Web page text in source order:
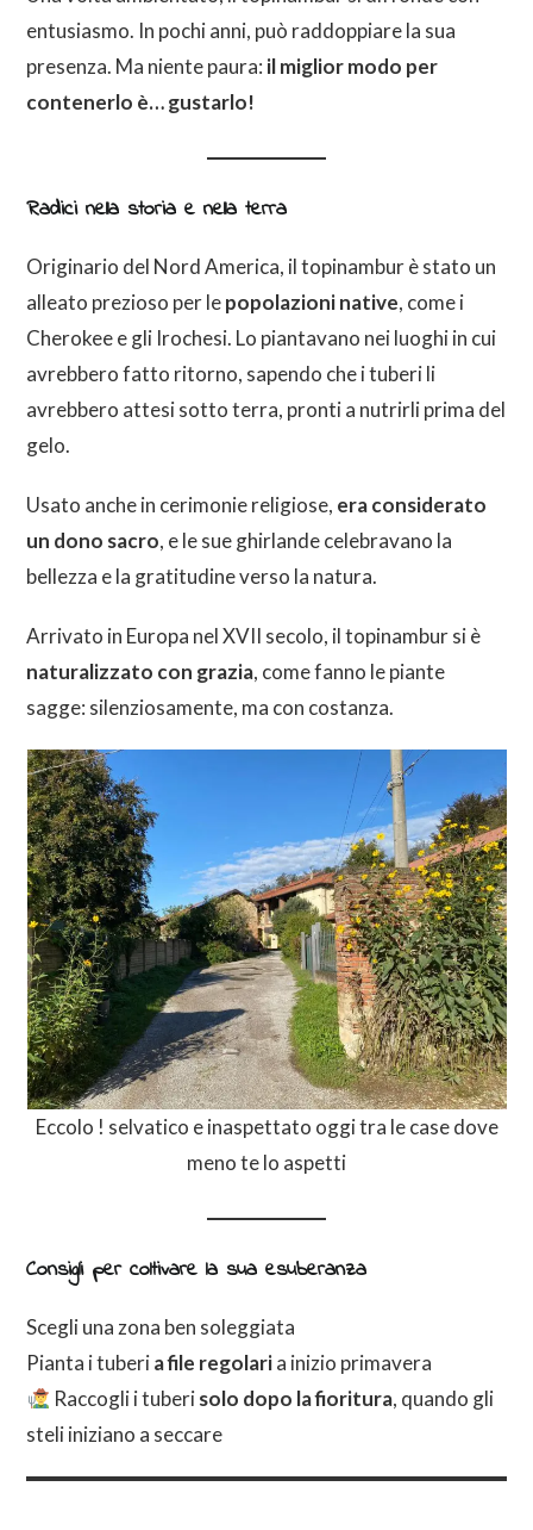
entusiasmo. In pochi anni, può raddoppiare la sua
presenza. Ma niente paura: il miglior modo per
contenerlo è… gustarlo!
Radici nella storia e nella terra
Originario del Nord America, il topinambur è stato un
alleato prezioso per lepopolazioni native, come i
Cherokee e gli Irochesi. Lo piantavano nei luoghi in cui
avrebbero fatto ritorno, sapendo che i tuberi li
avrebbero attesi sotto terra, pronti a nutrirli prima del
gelo.
Usato anche in cerimonie religiose, era considerato
un dono sacro, e le sue ghirlande celebravano la
bellezza e la gratitudine verso la natura.
Arrivato in Europa nel XVII secolo, il topinambur si è
naturalizzato con grazia, come fanno le piante
sagge: silenziosamente, ma con costanza.
Eccolo ! selvatico e inaspettato oggi tra le case dove
meno te lo aspetti
Consigli per coltivare la sua esuberanza
Scegli una zona ben soleggiata
Pianta i tuberia file regolaria inizio primavera
Raccogli i tuberisolo dopo la fioritura, quando gli
steli iniziano a seccare